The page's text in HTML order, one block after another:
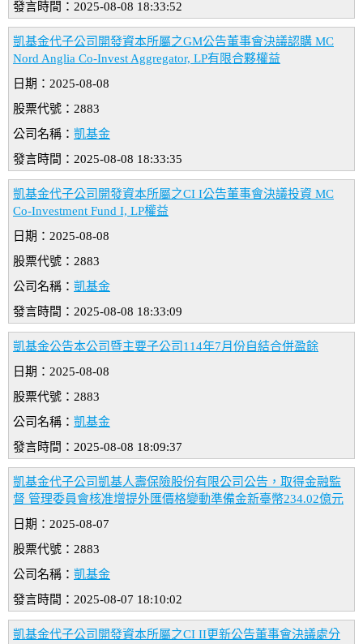
發言時間：2025-08-08 18:33:52
凱基金代子公司開發資本所屬之GM公告董事會決議認購 MC
Nord Anglia Co-Invest Aggregator, LP有限合夥權益
日期：2025-08-08
股票代號：2883
公司名稱： 凱基金
發言時間：2025-08-08 18:33:35
凱基金代子公司開發資本所屬之CI I公告董事會決議投資 MC
Co-Investment Fund I, LP權益
日期：2025-08-08
股票代號：2883
公司名稱： 凱基金
發言時間：2025-08-08 18:33:09
凱基金公告本公司暨主要子公司114年7月份自結合併盈餘
日期：2025-08-08
股票代號：2883
公司名稱： 凱基金
發言時間：2025-08-08 18:09:37
凱基金代子公司凱基人壽保險股份有限公司公告，取得金融監
督 管理委員會核准增提外匯價格變動準備金新臺幣234.02億元
日期：2025-08-07
股票代號：2883
公司名稱： 凱基金
發言時間：2025-08-07 18:10:02
凱基金代子公司開發資本所屬之CI II更新公告董事會決議處分